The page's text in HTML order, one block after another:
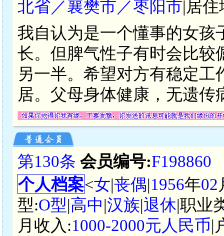
北省／襄樊市／枣阳市|居住
我自认为是一个懂事的女孩
长。但脾气性子有时会比较
另一半。希望对方有稳定
居。父母身体健康，无遗传
第130条 会员编号:F198860
个人档案<女|丧偶|1956年02
型:O型|高中|汉族|退休|职业
月收入:1000-2000元人民币|